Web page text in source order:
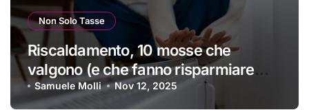
Non Solo Tasse
Riscaldamento, 10 mosse che
valgono (e che fanno risparmiare
tanti soldini) | I trucchi migliori per
Samuele Molli Nov 12, 2025